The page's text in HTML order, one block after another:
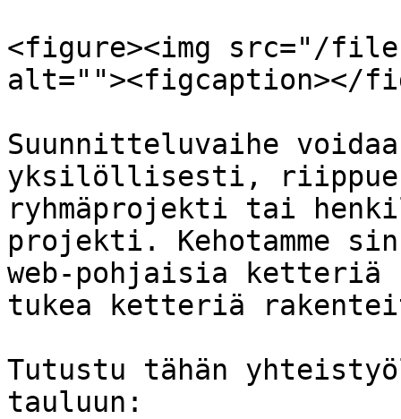
<figure><img src="/files/
alt=""><figcaption></
Suunnitteluvaihe
yksilöllisesti,
ryhmäprojekti tai
projekti. Kehotamme
web-pohjaisia
tukea ketteriä
Tutustu tähän
tauluun: